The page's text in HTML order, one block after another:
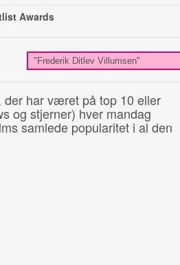
Awards
der har været på top 10 eller
og stjerner) hver mandag
samlede popularitet i al den